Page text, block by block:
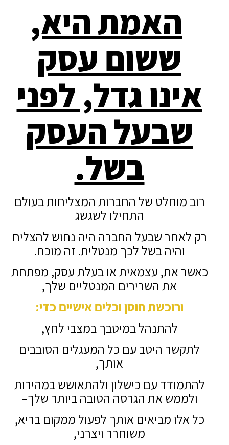
האמת היא,
ששום עסק
אינו גדל, לפני
שבעל העסק
בשל.
רוב מוחלט של החברות המצליחות בעולם
התחילו לשגשג
רק לאחר שבעל החברה היה נחוש להצליח
והיה בשל לכך מנטלית. זה מוכח.
כאשר את, עצמאית או בעלת עסק, מפתחת
את השרירים המנטליים שלך,
ורוכשת חוסן וכלים אישיים כדי:
להתנהל במיטבך במצבי לחץ,
לתקשר היטב עם כל המעגלים הסובבים
אותך,
להתמודד עם כישלון ולהתאושש במהירות
ולממש את הגרסה הטובה ביותר שלך–
כל אלו מביאים אותך לפעול ממקום בריא,
משוחרר ויצרני,